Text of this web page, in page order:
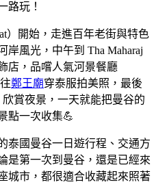
路玩！
）開始，走進百年老街與特色
岸風光，中午到 Tha Maharaj
店，品嚐人氣河景餐廳
鄭王廟穿泰服拍美照，最後
賞夜景，一天就能把曼谷的
點一次收集💪
泰國曼谷一日遊行程、交通方
是第一次到曼谷，還是已經來
城市，都很適合收藏起來照著